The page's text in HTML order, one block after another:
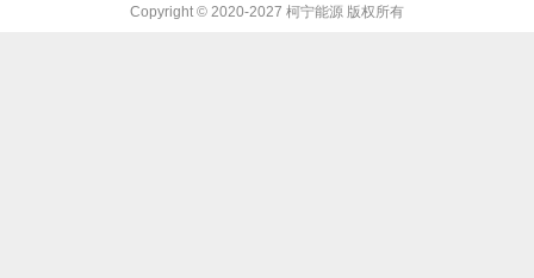
Copyright © 2020-2027 柯宁能源 版权所有